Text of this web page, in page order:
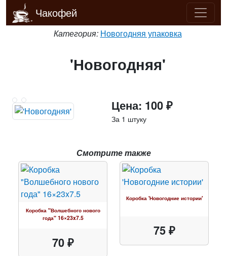
Чакофей
Категория: Новогодняя упаковка
'Новогодняя'
Цена: 100 ₽
За 1 штуку
Смотрите также
Коробка "Волшебного нового
года" 16×23x7.5
70 ₽
Коробка 'Новогодние истории'
75 ₽